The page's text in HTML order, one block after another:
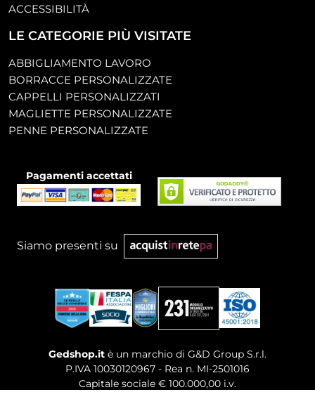
ACCESSIBILITÀ
LE CATEGORIE PIÙ VISITATE
ABBIGLIAMENTO LAVORO
BORRACCE PERSONALIZZATE
CAPPELLI PERSONALIZZATI
MAGLIETTE PERSONALIZZATE
PENNE PERSONALIZZATE
Pagamenti accettati
Siamo presenti su
Gedshop.it è un marchio di G&D Group S.r.l.
P.IVA 10030120967 - Rea n. MI-2501016
Capitale sociale € 100.000,00 i.v.